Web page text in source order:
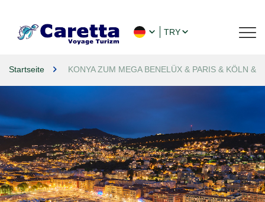
TRY
Startseite KONYA ZUM MEGA BENELÜX & PARIS & KÖLN